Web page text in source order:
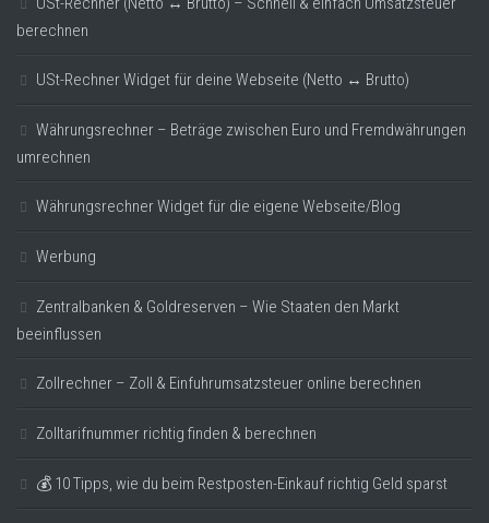
berechnen
USt-Rechner Widget für deine Webseite (Netto ↔ Brutto)
Währungsrechner – Beträge zwischen Euro und Fremdwährungen
umrechnen
Währungsrechner Widget für die eigene Webseite/Blog
Werbung
Zentralbanken & Goldreserven – Wie Staaten den Markt
beeinflussen
Zollrechner – Zoll & Einfuhrumsatzsteuer online berechnen
Zolltarifnummer richtig finden & berechnen
💰 10 Tipps, wie du beim Restposten-Einkauf richtig Geld sparst